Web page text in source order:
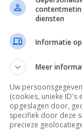
Je kunt de
de diepvries –
hebt liggen,
100 g
ontdooien of win
diensten
Informatie
Meer
Uw
(cookies, unieke ID's
opgeslagen door,
specifiek door deze
precieze